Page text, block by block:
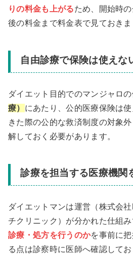
りの料金も上がるため、開始時
後の料金まで料金表で見ておきま
自由診療で保険は使えな
ダイエット目的でのマンジャロ
療） にあたり、公的医療保険は
きた際の公的な救済制度の対象
解しておく必要があります。
診療を担当する医療機関
ダイエットマンは運営（株式会
チクリニック）が分かれた仕組み
診療・処方を行うのかを事前に
る点は診察時に医師へ確認してお